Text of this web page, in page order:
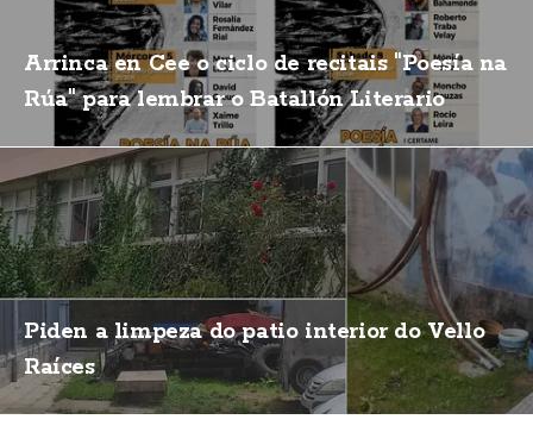
Arrinca en Cee o ciclo de recitais "Poesía na
Rúa" para lembrar o Batallón Literario
Piden a limpeza do patio interior do Vello
Raíces